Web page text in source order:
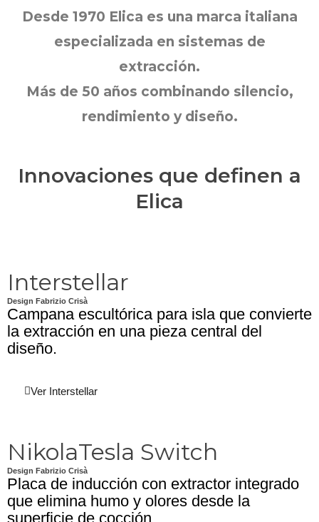
Desde 1970 Elica es una marca italiana
especializada en sistemas de
extracción.
Más de 50 años combinando silencio,
rendimiento y diseño.
Innovaciones que definen a
Elica
Interstellar
Design Fabrizio Crisà
Campana escultórica para isla que convierte
la extracción en una pieza central del
diseño.
Ver Interstellar
NikolaTesla Switch
Design Fabrizio Crisà
Placa de inducción con extractor integrado
que elimina humo y olores desde la
superficie de cocción.